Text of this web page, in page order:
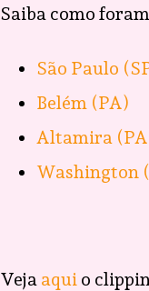
Saiba como
São Paulo
Belém (PA)
Altamira
Washington
Veja aqui o